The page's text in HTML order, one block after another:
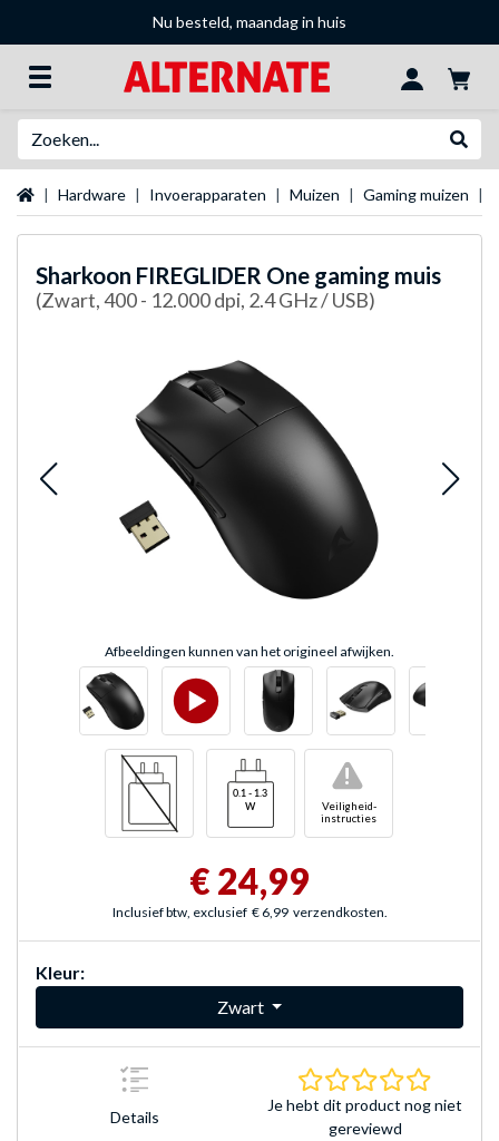
Nu besteld, maandag in huis
Startpagina
Hardware Invoerapparaten Muizen Gaming muizen
Sharkoon FIREGLIDER One gaming muis
(Zwart, 400 - 12.000 dpi, 2.4 GHz / USB)
Afbeeldingen kunnen van het origineel afwijken.
Veiligheid-
instructies
!
€ 24,99
Inclusief btw, exclusief € 6,99 verzendkosten.
Kleur:
Zwart
Details
Je hebt dit product nog niet
gereviewd